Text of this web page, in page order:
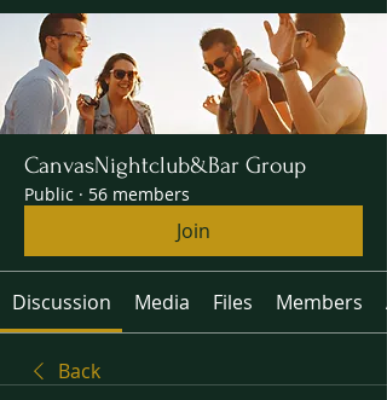
CanvasNightclub&Bar Group
Public · 56 members
Join
Discussion Media Files Members
Back